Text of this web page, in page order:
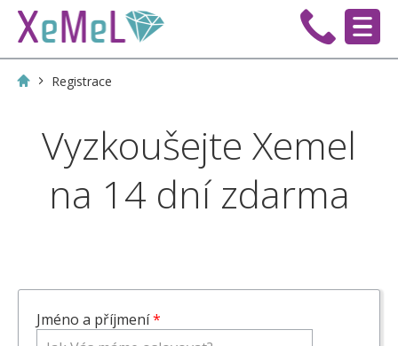
Registrace
Vyzkoušejte Xemel
na 14 dní zdarma
Jméno a příjmení*